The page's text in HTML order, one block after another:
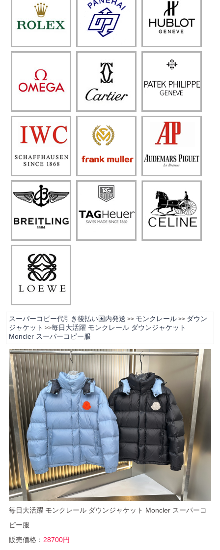
スーパーコピー代引き後払い国内発送 >> モンクレール>> ダウン
ジャケット >>毎日大活躍 モンクレール ダウンジャケット
Moncler スーパーコピー服
毎日大活躍 モンクレール ダウンジャケット Moncler スーパーコ
ピー服
販売価格： 28700円